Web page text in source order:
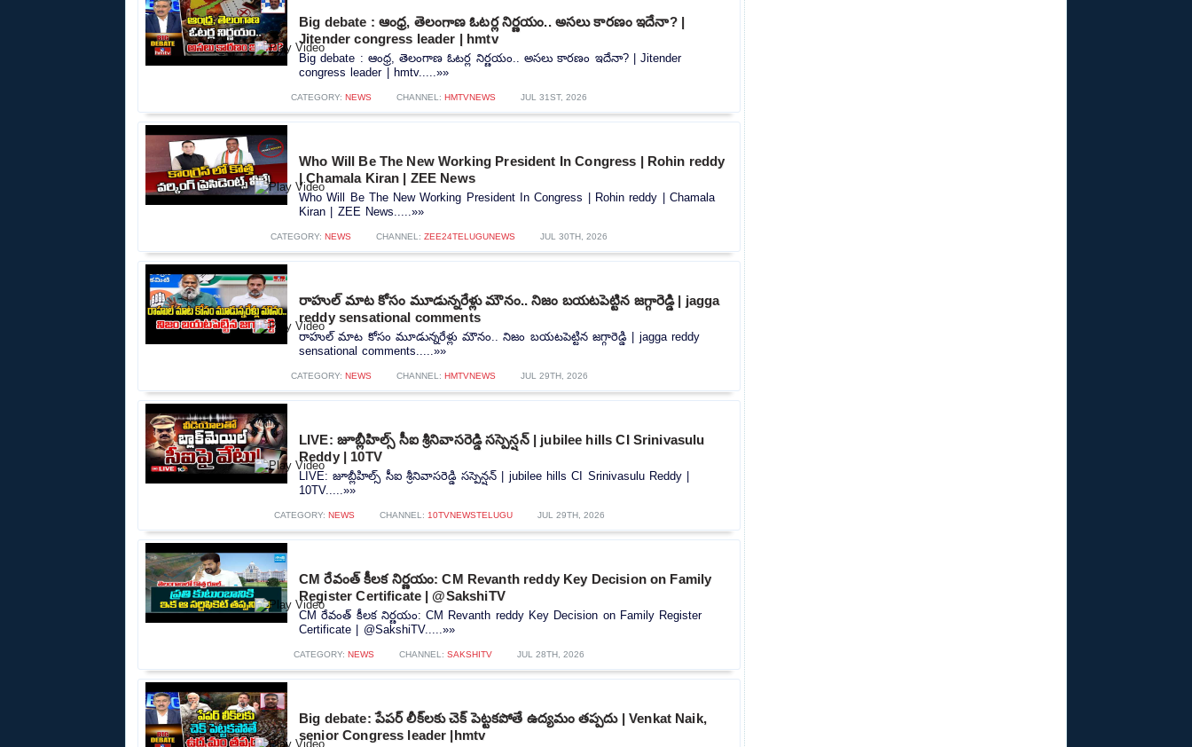
Big debate : ఆంధ్ర, తెలంగాణ ఓటర్ల నిర్ణయం.. అసలు కారణం ఇదేనా? |
Jitender congress leader | hmtv
Big debate : ఆంధ్ర, తెలంగాణ ఓటర్ల నిర్ణయం.. అసలు కారణం ఇదేనా? | Jitender
congress leader | hmtv.....»»
CATEGORY: NEWS CHANNEL: HMTVNEWS JUL 31ST, 2026
Who Will Be The New Working President In Congress | Rohin reddy
| Chamala Kiran | ZEE News
Who Will Be The New Working President In Congress | Rohin reddy | Chamala
Kiran | ZEE News.....»»
CATEGORY: NEWS CHANNEL: ZEE24TELUGUNEWS JUL 30TH, 2026
రాహుల్ మాట కోసం మూడున్నరేళ్లు మౌనం.. నిజం బయటపెట్టిన జగ్గారెడ్డి | jagga
reddy sensational comments
రాహుల్ మాట కోసం మూడున్నరేళ్లు మౌనం.. నిజం బయటపెట్టిన జగ్గారెడ్డి | jagga reddy
sensational comments.....»»
CATEGORY: NEWS CHANNEL: HMTVNEWS JUL 29TH, 2026
LIVE: జూబ్లీహిల్స్‌ సీఐ శ్రీనివాసరెడ్డి సస్పెన్షన్‌ | jubilee hills CI Srinivasulu
Reddy | 10TV
LIVE: జూబ్లీహిల్స్‌ సీఐ శ్రీనివాసరెడ్డి సస్పెన్షన్‌ | jubilee hills CI Srinivasulu Reddy |
10TV.....»»
CATEGORY: NEWS CHANNEL: 10TVNEWSTELUGU JUL 29TH, 2026
CM రేవంత్ కీలక నిర్ణయం: CM Revanth reddy Key Decision on Family
Register Certificate | @SakshiTV
CM రేవంత్ కీలక నిర్ణయం: CM Revanth reddy Key Decision on Family Register
Certificate | @SakshiTV.....»»
CATEGORY: NEWS CHANNEL: SAKSHITV JUL 28TH, 2026
Big debate: పేపర్ లీక్‌లకు చెక్ పెట్టకపోతే ఉద్యమం తప్పదు | Venkat Naik,
senior Congress leader |hmtv